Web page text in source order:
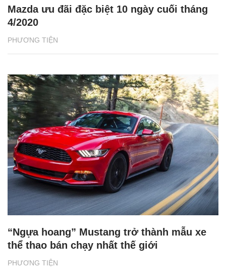
PHƯƠNG TIỆN
Mazda ưu đãi đặc biệt 10 ngày cuối tháng
4/2020
PHƯƠNG TIỆN
“Ngựa hoang” Mustang trở thành mẫu xe
thể thao bán chạy nhất thế giới